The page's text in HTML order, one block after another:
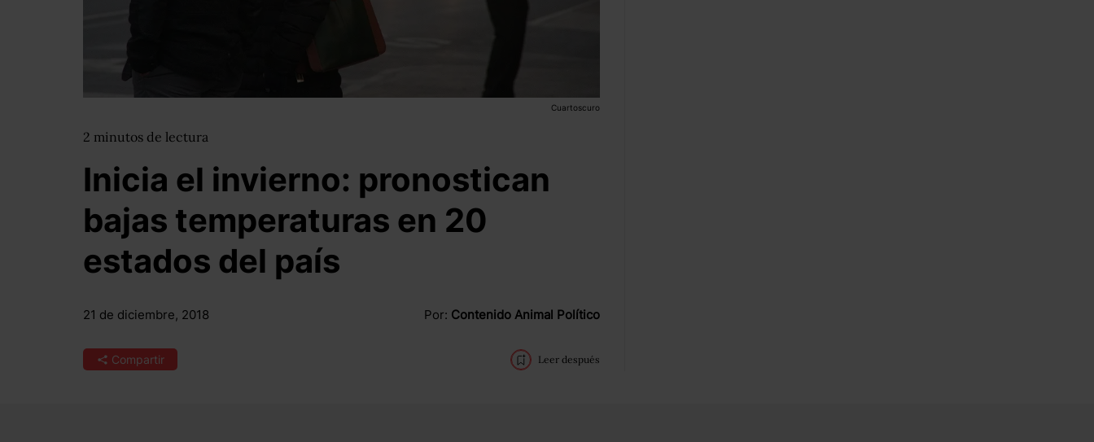
Cuartoscuro
2 minutos de lectura
Inicia el invierno: pronostican
bajas temperaturas en 20
estados del país
21 de diciembre, 2018 Por: Contenido Animal Político
Compartir Leer después